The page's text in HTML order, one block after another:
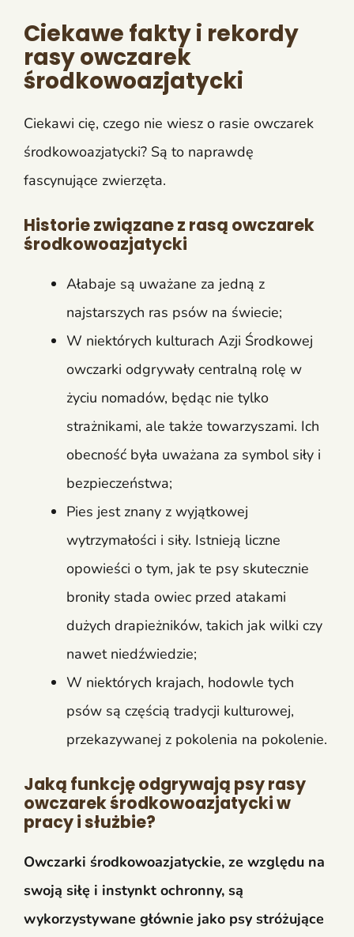
Ciekawe fakty i rekordy
rasy owczarek
środkowoazjatycki
Ciekawi cię, czego nie wiesz o rasie owczarek
środkowoazjatycki? Są to naprawdę
fascynujące zwierzęta.
Historie związane z rasą owczarek
środkowoazjatycki
Ałabaje są uważane za jedną z
najstarszych ras psów na świecie;
W niektórych kulturach Azji Środkowej
owczarki odgrywały centralną rolę w
życiu nomadów, będąc nie tylko
strażnikami, ale także towarzyszami. Ich
obecność była uważana za symbol siły i
bezpieczeństwa;
Pies jest znany z wyjątkowej
wytrzymałości i siły. Istnieją liczne
opowieści o tym, jak te psy skutecznie
broniły stada owiec przed atakami
dużych drapieżników, takich jak wilki czy
nawet niedźwiedzie;
W niektórych krajach, hodowle tych
psów są częścią tradycji kulturowej,
przekazywanej z pokolenia na pokolenie.
Jaką funkcję odgrywają psy rasy
owczarek środkowoazjatycki w
pracy i służbie?
Owczarki środkowoazjatyckie, ze względu na
swoją siłę i instynkt ochronny, są
wykorzystywane głównie jako psy stróżujące